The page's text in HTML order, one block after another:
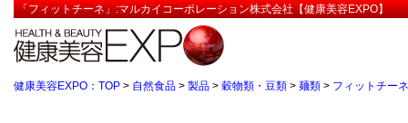
「フィットチーネ」:マルカイコーポレーション株式会社【健康美容EXPO】
健康美容EXPO：TOP > 自然食品 > 製品 > 穀物類・豆類 > 麺類 > フィットチーネ